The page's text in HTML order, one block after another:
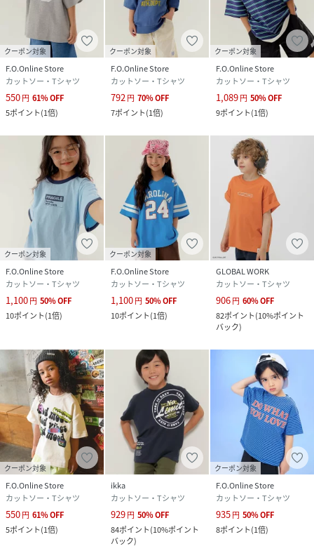
クーポン対象
F.O.Online Store
カットソー・Tシャツ
550円 61%OFF
5ポイント(1倍)
クーポン対象
F.O.Online Store
カットソー・Tシャツ
792円 70%OFF
7ポイント(1倍)
クーポン対象
F.O.Online Store
カットソー・Tシャツ
1,089円 50%OFF
9ポイント(1倍)
クーポン対象
F.O.Online Store
カットソー・Tシャツ
1,100円 50%OFF
10ポイント(1倍)
クーポン対象
F.O.Online Store
カットソー・Tシャツ
1,100円 50%OFF
10ポイント(1倍)
GLOBAL WORK
カットソー・Tシャツ
906円 60%OFF
82ポイント(10%ポイント
バック)
クーポン対象
F.O.Online Store
カットソー・Tシャツ
550円 61%OFF
5ポイント(1倍)
ikka
カットソー・Tシャツ
929円 50%OFF
84ポイント(10%ポイント
バック)
クーポン対象
F.O.Online Store
カットソー・Tシャツ
935円 50%OFF
8ポイント(1倍)